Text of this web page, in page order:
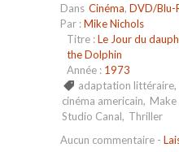
Dans Cinéma, DVD/Blu-
Par :Mike Nichols
Titre :Le Jour du
the Dolphin
Année : 1973
adaptation littéraire,
cinéma americain,
Studio Canal, Thriller
Aucun commentaire -